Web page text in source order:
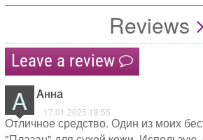
Reviews
Leave a review
A Aнна
17.01.2025 18:55
Отличное средство. Один из моих